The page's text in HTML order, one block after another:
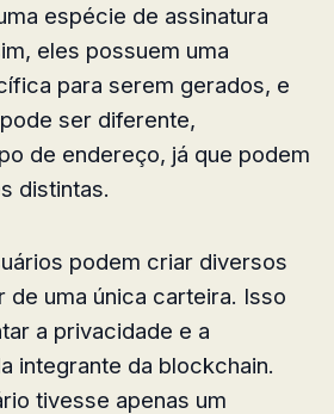
espécie de assinatura
eles possuem uma
para serem gerados, e
ser diferente,
de endereço, já que podem
distintas.
podem criar diversos
de uma única carteira. Isso
a privacidade e a
integrante da blockchain.
tivesse apenas um